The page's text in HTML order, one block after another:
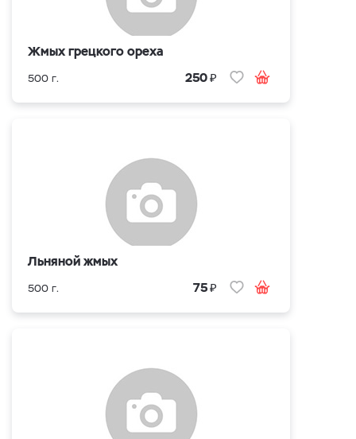
Жмых грецкого ореха
500 г. 250₽
Льняной жмых
500 г. 75₽